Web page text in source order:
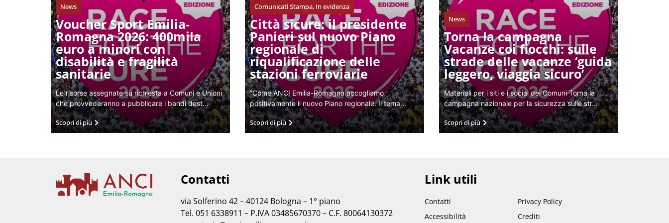
News
Voucher Sport Emilia-
Romagna 2026: 400mila
euro a minori con
disabilità e fragilità
sanitarie
Le risorse assegnate su richiesta a Comuni e Unioni
che provvederanno a pubblicare i bandi dest...
Scopri di più
Comunicati Stampa, In evidenza
Città sicure: il presidente
Panieri sul nuovo Piano
regionale di
riqualificazione delle
stazioni ferroviarie
“Come ANCI Emilia-Romagna accogliamo
positivamente il nuovo Piano regionale. Il tema...
Scopri di più
News
Torna la campagna
Vacanze coi fiocchi: sulle
strade delle vacanze ‘guida
leggero, viaggia sicuro’
Materiali per i siti e i social dei Comuni Torna la
campagna nazionale per la sicurezza sulle str...
Scopri di più
Contatti
via Solferino 42 – 40124 Bologna – 1° piano
Tel. 051 6338911 – P.IVA 03485670370 – C.F. 80064130372
Link utili
Contatti
Accessibilità
Privacy Policy
Crediti